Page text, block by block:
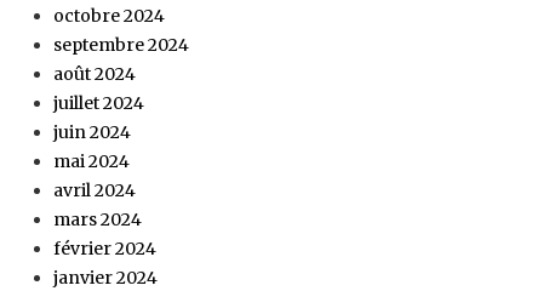
octobre 2024
septembre 2024
août 2024
juillet 2024
juin 2024
mai 2024
avril 2024
mars 2024
février 2024
janvier 2024